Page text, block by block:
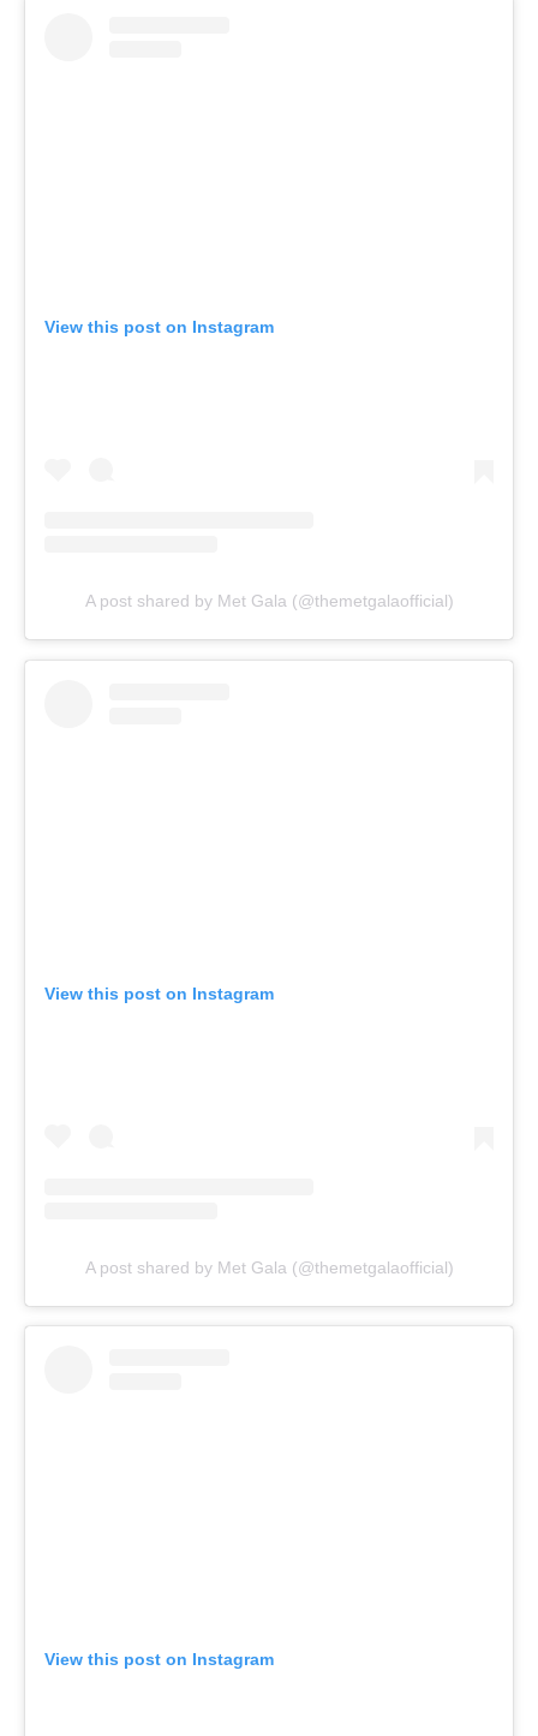
View this post on Instagram
A post shared by Met Gala (@themetgalaofficial)
View this post on Instagram
A post shared by Met Gala (@themetgalaofficial)
View this post on Instagram